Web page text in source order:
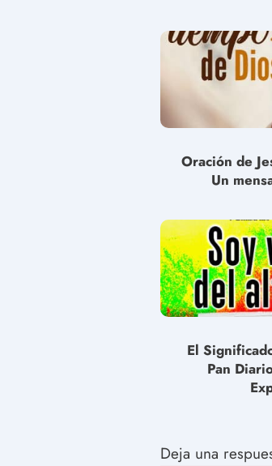
Oración de
Un
El
Pan
Deja una